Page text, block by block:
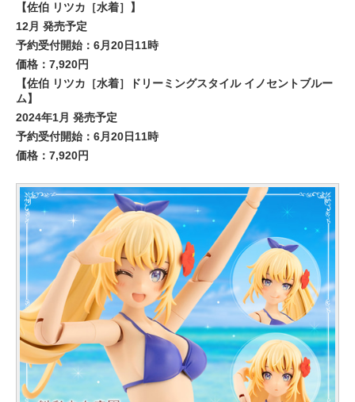
【佐伯 リツカ［水着］】
12月 発売予定
予約受付開始：6月20日11時
価格：7,920円
【佐伯 リツカ［水着］ドリーミングスタイル イノセントブルー
ム】
2024年1月 発売予定
予約受付開始：6月20日11時
価格：7,920円